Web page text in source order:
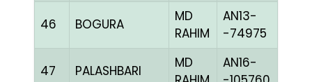
46 BOGURA
MD
RAHIM
AN13-
-74975
47 PALASHBARI
MD
AN16-